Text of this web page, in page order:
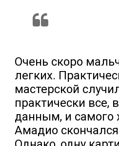
Очень скоро
легких.
мастерской
практически
данным, и самого
Амадио